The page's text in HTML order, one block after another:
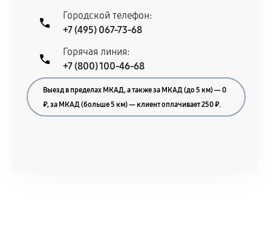
Городской телефон:
+7 (495) 067-73-68
Горячая линия:
+7 (800) 100-46-68
Выезд в пределах МКАД, а также за МКАД (до 5 км) — 0
₽, за МКАД (больше 5 км) — клиент оплачивает 250 ₽.